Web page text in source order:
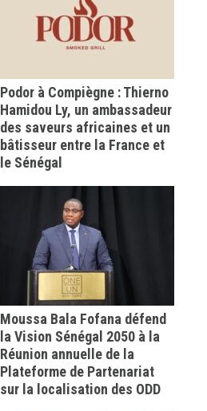
Podor à Compiègne : Thierno
Hamidou Ly, un ambassadeur
des saveurs africaines et un
bâtisseur entre la France et
le Sénégal
Moussa Bala Fofana défend
la Vision Sénégal 2050 à la
Réunion annuelle de la
Plateforme de Partenariat
sur la localisation des ODD